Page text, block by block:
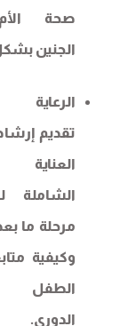
صحة الأم
الجنين
الرعاية
تقديم
العناية
الشاملة
مرحلة ما بعد
وكيفية
الطفل
الدوري.